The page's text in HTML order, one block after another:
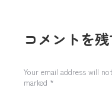
コメントを
Your email address will
marked *